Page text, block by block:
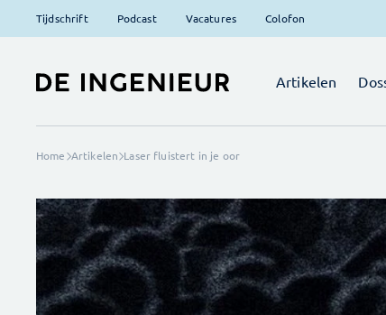
Tijdschrift Podcast Vacatures Colofon
Artikelen
Home Artikelen Laser fluistert in je oor